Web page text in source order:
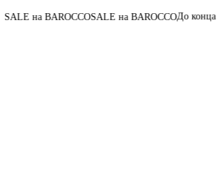
BAROCCOSALE на BAROCCOДо конца акции06